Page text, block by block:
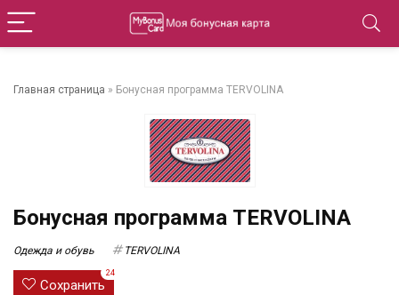
Главная страница » Бонусная программа TERVOLINA
Бонусная программа TERVOLINA
Одежда и обувь TERVOLINA
Сохранить
24